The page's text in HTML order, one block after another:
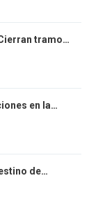
Cierran tramo…
en la…
de…